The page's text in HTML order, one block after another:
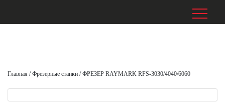
Главная / Фрезерные станки / ФРЕЗЕР RAYMARK RFS-3030/4040/6060